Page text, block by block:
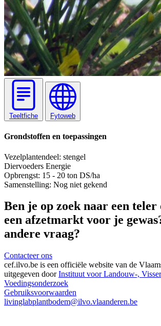
Teeltfiche Fytoweb
Grondstoffen en toepassingen
Vezelplantendeel: stengel
Diervoeders Energie
Opbrengst: 15 - 20 ton DS/ha
Samenstelling: Nog niet gekend
Ben je op zoek naar een teler
een afzetmarkt voor je
andere vraag?
Contacteer ons
cef.ilvo.be is een officiële website van de
uitgegeven doorInstituut voor Landouw-,
Voedingsonderzoek
Gebruiksvoorwaarden
livinglabplantbodem@ilvo.vlaanderen.be